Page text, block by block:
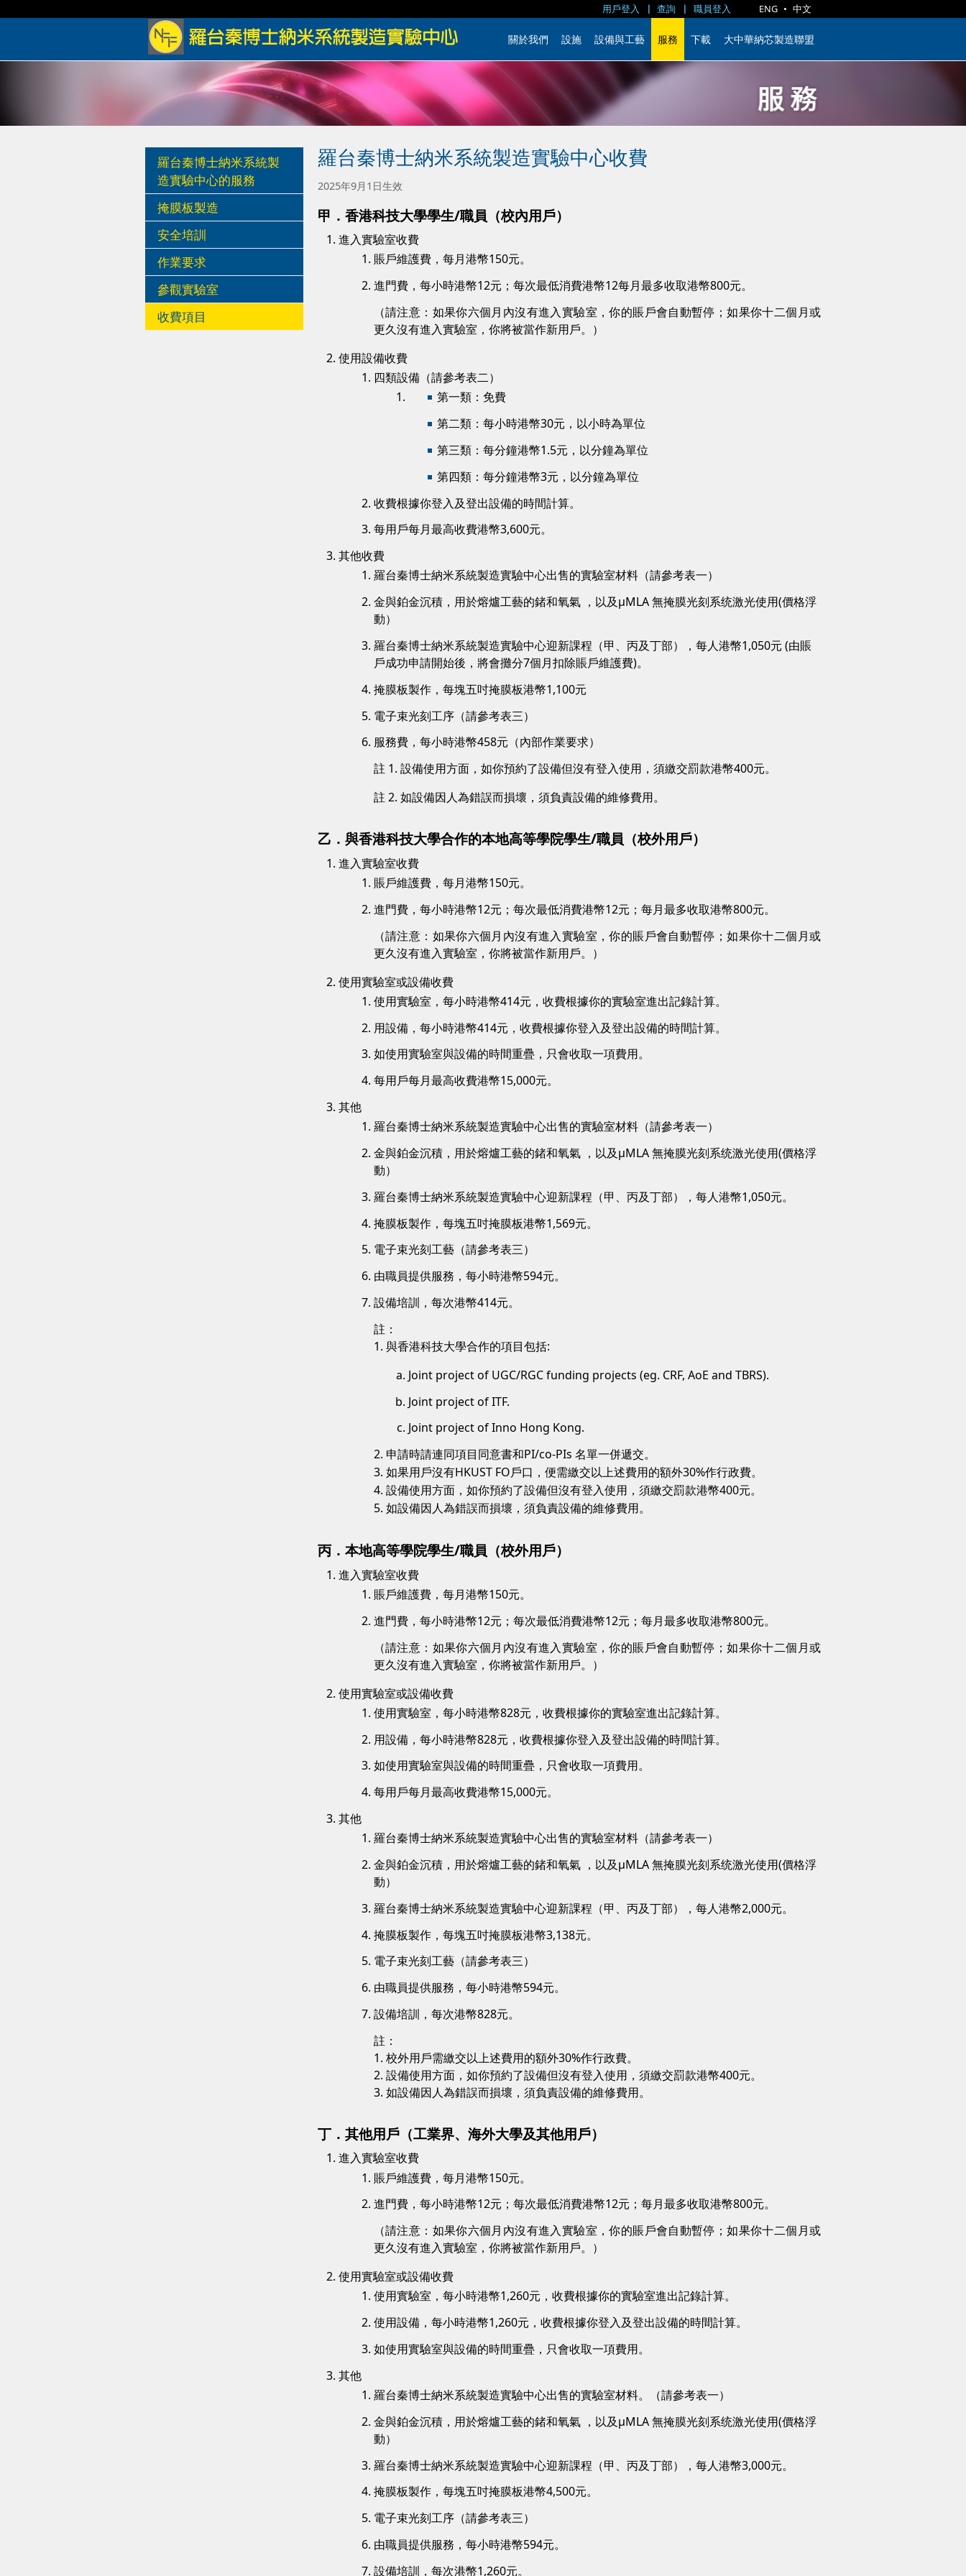
用戶登入 查詢 職員登入 ENG • 中文
關於我們 設施 設備與工藝 服務 下載 大中華納芯製造聯盟
羅台秦博士納米系統製
造實驗中心的服務
掩膜板製造
安全培訓
作業要求
參觀實驗室
收費項目
羅台秦博士納米系統製造實驗中心收費
2025年9月1日生效
甲．香港科技大學學生/職員（校內用戶）
進入實驗室收費
賬戶維護費，每月港幣150元。
進門費，每小時港幣12元；每次最低消費港幣12每月最多收取港幣800元。
（請注意：如果你六個月內沒有進入實驗室，你的賬戶會自動暫停；如果你十二個月或
更久沒有進入實驗室，你將被當作新用戶。）
使用設備收費
四類設備（請參考表二）
第一類：免費
第二類：每小時港幣30元，以小時為單位
第三類：每分鐘港幣1.5元，以分鐘為單位
第四類：每分鐘港幣3元，以分鐘為單位
收費根據你登入及登出設備的時間計算。
每用戶每月最高收費港幣3,600元。
其他收費
羅台秦博士納米系統製造實驗中心出售的實驗室材料（請參考表一）
金與鉑金沉積，用於熔爐工藝的鍺和氧氣 ，以及µMLA 無掩膜光刻系统激光使用(價格浮
動）
羅台秦博士納米系統製造實驗中心迎新課程（甲、丙及丁部），每人港幣1,050元 (由賬
戶成功申請開始後，將會攤分7個月扣除賬戶維護費)。
掩膜板製作，每塊五吋掩膜板港幣1,100元
電子束光刻工序（請參考表三）
服務費，每小時港幣458元（內部作業要求）
註 1. 設備使用方面，如你預約了設備但沒有登入使用，須繳交罰款港幣400元。
註 2. 如設備因人為錯誤而損壞，須負責設備的維修費用。
乙．與香港科技大學合作的本地高等學院學生/職員（校外用戶）
進入實驗室收費
賬戶維護費，每月港幣150元。
進門費，每小時港幣12元；每次最低消費港幣12元；每月最多收取港幣800元。
（請注意：如果你六個月內沒有進入實驗室，你的賬戶會自動暫停；如果你十二個月或
更久沒有進入實驗室，你將被當作新用戶。）
使用實驗室或設備收費
使用實驗室，每小時港幣414元，收費根據你的實驗室進出記錄計算。
用設備，每小時港幣414元，收費根據你登入及登出設備的時間計算。
如使用實驗室與設備的時間重疊，只會收取一項費用。
每用戶每月最高收費港幣15,000元。
其他
羅台秦博士納米系統製造實驗中心出售的實驗室材料（請參考表一）
金與鉑金沉積，用於熔爐工藝的鍺和氧氣 ，以及µMLA 無掩膜光刻系统激光使用(價格浮
動）
羅台秦博士納米系統製造實驗中心迎新課程（甲、丙及丁部），每人港幣1,050元。
掩膜板製作，每塊五吋掩膜板港幣1,569元。
電子束光刻工藝（請參考表三）
由職員提供服務，每小時港幣594元。
設備培訓，每次港幣414元。
註：
1. 與香港科技大學合作的項目包括:
Joint project of UGC/RGC funding projects (eg. CRF, AoE and TBRS).
Joint project of ITF.
Joint project of Inno Hong Kong.
2. 申請時請連同項目同意書和PI/co-PIs 名單一併遞交。
3. 如果用戶沒有HKUST FO戶口，便需繳交以上述費用的額外30%作行政費。
4. 設備使用方面，如你預約了設備但沒有登入使用，須繳交罰款港幣400元。
5. 如設備因人為錯誤而損壞，須負責設備的維修費用。
丙．本地高等學院學生/職員（校外用戶）
進入實驗室收費
賬戶維護費，每月港幣150元。
進門費，每小時港幣12元；每次最低消費港幣12元；每月最多收取港幣800元。
（請注意：如果你六個月內沒有進入實驗室，你的賬戶會自動暫停；如果你十二個月或
更久沒有進入實驗室，你將被當作新用戶。）
使用實驗室或設備收費
使用實驗室，每小時港幣828元，收費根據你的實驗室進出記錄計算。
用設備，每小時港幣828元，收費根據你登入及登出設備的時間計算。
如使用實驗室與設備的時間重疊，只會收取一項費用。
每用戶每月最高收費港幣15,000元。
其他
羅台秦博士納米系統製造實驗中心出售的實驗室材料（請參考表一）
金與鉑金沉積，用於熔爐工藝的鍺和氧氣 ，以及µMLA 無掩膜光刻系统激光使用(價格浮
動）
羅台秦博士納米系統製造實驗中心迎新課程（甲、丙及丁部），每人港幣2,000元。
掩膜板製作，每塊五吋掩膜板港幣3,138元。
電子束光刻工藝（請參考表三）
由職員提供服務，每小時港幣594元。
設備培訓，每次港幣828元。
註：
1. 校外用戶需繳交以上述費用的額外30%作行政費。
2. 設備使用方面，如你預約了設備但沒有登入使用，須繳交罰款港幣400元。
3. 如設備因人為錯誤而損壞，須負責設備的維修費用。
丁．其他用戶（工業界、海外大學及其他用戶）
進入實驗室收費
賬戶維護費，每月港幣150元。
進門費，每小時港幣12元；每次最低消費港幣12元；每月最多收取港幣800元。
（請注意：如果你六個月內沒有進入實驗室，你的賬戶會自動暫停；如果你十二個月或
更久沒有進入實驗室，你將被當作新用戶。）
使用實驗室或設備收費
使用實驗室，每小時港幣1,260元，收費根據你的實驗室進出記錄計算。
使用設備，每小時港幣1,260元，收費根據你登入及登出設備的時間計算。
如使用實驗室與設備的時間重疊，只會收取一項費用。
其他
羅台秦博士納米系統製造實驗中心出售的實驗室材料。（請參考表一）
金與鉑金沉積，用於熔爐工藝的鍺和氧氣 ，以及µMLA 無掩膜光刻系统激光使用(價格浮
動）
羅台秦博士納米系統製造實驗中心迎新課程（甲、丙及丁部），每人港幣3,000元。
掩膜板製作，每塊五吋掩膜板港幣4,500元。
電子束光刻工序（請參考表三）
由職員提供服務，每小時港幣594元。
設備培訓，每次港幣1,260元。